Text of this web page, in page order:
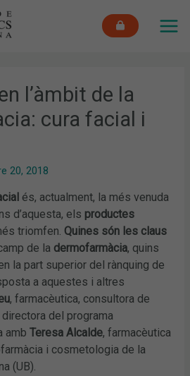
l’àmbit de la
cura facial i
20, 2018
és, actualment, la més venuda
d’aquesta, els productes
triomfen. Quines són les claus
de la dermofarmàcia, quins
la part superior del rànquing de
a aquestes i altres
, farmacèutica, consultora de
del programa
ambTeresa Alcalde, farmacèutica
i cosmetologia de la
(UB).